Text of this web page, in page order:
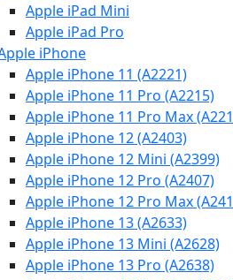
Apple iPad Mini
Apple iPad Pro
iPhone
Apple iPhone 11 (A2221)
Apple iPhone 11 Pro (A2215)
Apple iPhone 11 Pro Max
Apple iPhone 12 (A2403)
Apple iPhone 12 Mini (A2399)
Apple iPhone 12 Pro (A2407)
Apple iPhone 12 Pro Max
Apple iPhone 13 (A2633)
Apple iPhone 13 Mini (A2628)
Apple iPhone 13 Pro (A2638)